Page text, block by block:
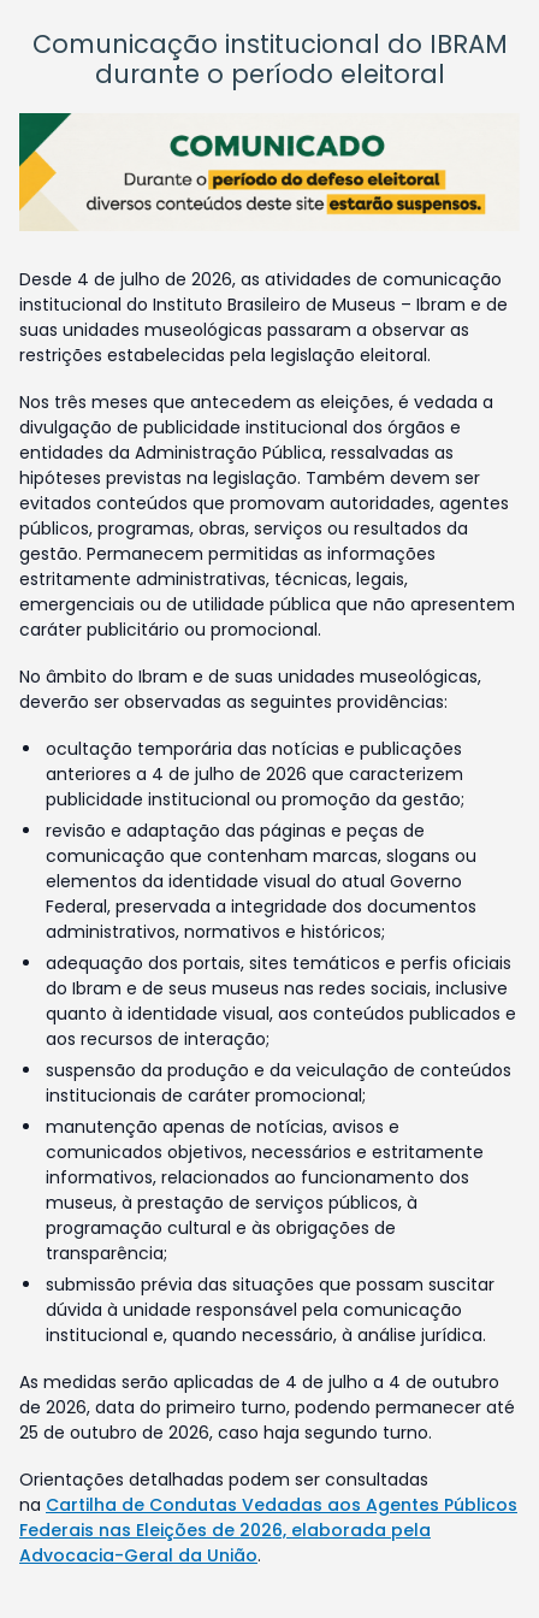
Comunicação institucional do IBRAM
durante o período eleitoral
Desde 4 de julho de 2026, as atividades de comunicação
institucional do Instituto Brasileiro de Museus – Ibram e de
suas unidades museológicas passaram a observar as
restrições estabelecidas pela legislação eleitoral.
Nos três meses que antecedem as eleições, é vedada a
divulgação de publicidade institucional dos órgãos e
entidades da Administração Pública, ressalvadas as
hipóteses previstas na legislação. Também devem ser
evitados conteúdos que promovam autoridades, agentes
públicos, programas, obras, serviços ou resultados da
gestão. Permanecem permitidas as informações
estritamente administrativas, técnicas, legais,
emergenciais ou de utilidade pública que não apresentem
caráter publicitário ou promocional.
No âmbito do Ibram e de suas unidades museológicas,
deverão ser observadas as seguintes providências:
ocultação temporária das notícias e publicações
anteriores a 4 de julho de 2026 que caracterizem
publicidade institucional ou promoção da gestão;
revisão e adaptação das páginas e peças de
comunicação que contenham marcas, slogans ou
elementos da identidade visual do atual Governo
Federal, preservada a integridade dos documentos
administrativos, normativos e históricos;
adequação dos portais, sites temáticos e perfis oficiais
do Ibram e de seus museus nas redes sociais, inclusive
quanto à identidade visual, aos conteúdos publicados e
aos recursos de interação;
suspensão da produção e da veiculação de conteúdos
institucionais de caráter promocional;
manutenção apenas de notícias, avisos e
comunicados objetivos, necessários e estritamente
informativos, relacionados ao funcionamento dos
museus, à prestação de serviços públicos, à
programação cultural e às obrigações de
transparência;
submissão prévia das situações que possam suscitar
dúvida à unidade responsável pela comunicação
institucional e, quando necessário, à análise jurídica.
As medidas serão aplicadas de 4 de julho a 4 de outubro
de 2026, data do primeiro turno, podendo permanecer até
25 de outubro de 2026, caso haja segundo turno.
Orientações detalhadas podem ser consultadas
na Cartilha de Condutas Vedadas aos Agentes Públicos
Federais nas Eleições de 2026, elaborada pela
Advocacia-Geral da União.